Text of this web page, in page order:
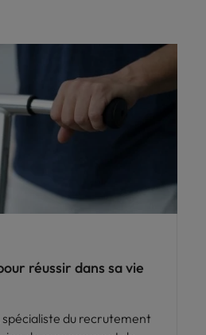
réussir dans sa vie
du recrutement